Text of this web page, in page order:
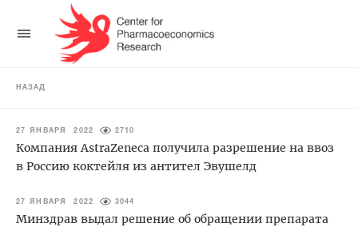
НАЗАД
27 ЯНВАРЯ 2022 2710
Компания AstraZeneca получила разрешение на ввоз
в Россию коктейля из антител Эвушелд
27 ЯНВАРЯ 2022 3044
Минздрав выдал решение об обращении препарата